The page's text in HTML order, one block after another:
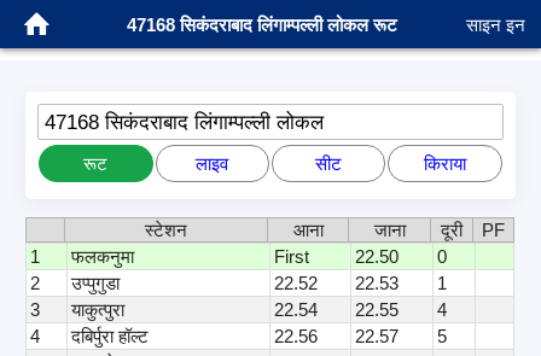
47168 सिकंदराबाद लिंगाम्पल्ली लोकल रूट साइन इन
47168 सिकंदराबाद लिंगाम्पल्ली लोकल
रूट लाइव सीट किराया
स्टेशन आना जाना दूरी
PF
1
फलकनुमा First 22.50
0
2
उप्पुगुडा 22.52 22.53
1
3
याकुत्पुरा 22.54 22.55
4
4
दबिर्पुरा हॉल्ट 22.56 22.57
5